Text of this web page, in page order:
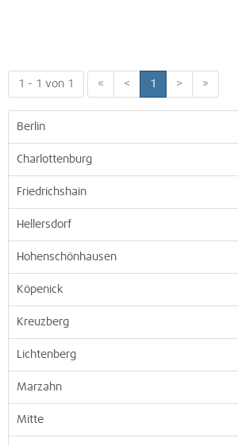
1 - 1 von 1 « < 1 > »
Berlin
Charlottenburg
Friedrichshain
Hellersdorf
Hohenschönhausen
Köpenick
Kreuzberg
Lichtenberg
Marzahn
Mitte